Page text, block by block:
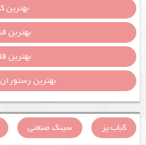
بهترین
بهترین
بهترین
بهترین
کباب پز سینک صنعتی